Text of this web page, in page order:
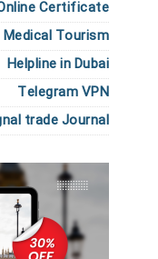
Certificate
Medical Tourism
Helpline in Dubai
Telegram VPN
trade Journal